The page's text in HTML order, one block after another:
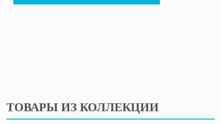
ТОВАРЫ ИЗ КОЛЛЕКЦИИ